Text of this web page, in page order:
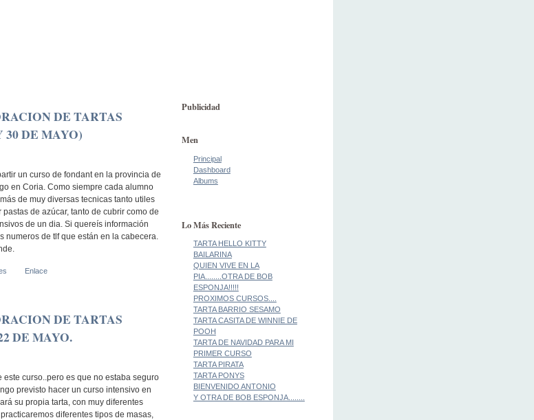
DE TARTAS
DE MAYO)
un curso de fondant en la provincia de
en Coria. Como siempre cada alumno
de muy diversas tecnicas tanto utiles
de azúcar, tanto de cubrir como de
de un dia. Si quereís información
de tlf que están en la cabecera.
Enlace
DE TARTAS
DE MAYO.
curso..pero es que no estaba seguro
previsto hacer un curso intensivo en
su propia tarta, con muy diferentes
diferentes tipos de masas,
Publicidad
Men
Principal
Dashboard
Albums
Lo Más Reciente
TARTA HELLO KITTY
BAILARINA
QUIEN VIVE EN LA
PIA........OTRA DE BOB
ESPONJA!!!!!
PROXIMOS CURSOS....
TARTA BARRIO SESAMO
TARTA CASITA DE WINNIE DE
POOH
TARTA DE NAVIDAD PARA MI
PRIMER CURSO
TARTA PIRATA
TARTA PONYS
BIENVENIDO ANTONIO
Y OTRA DE BOB ESPONJA........